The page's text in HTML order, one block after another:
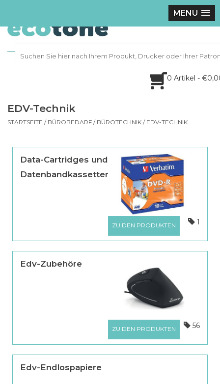
MENU
0 Artikel -
EDV-Technik
STARTSEITE / BÜROBEDARF / BÜROTECHNIK / EDV-TECHNIK
Data-Cartridges und
Datenbandkassetten
ZU DEN PRODUKTEN 1
Edv-Zubehöre
ZU DEN PRODUKTEN 56
Edv-Endlospapiere